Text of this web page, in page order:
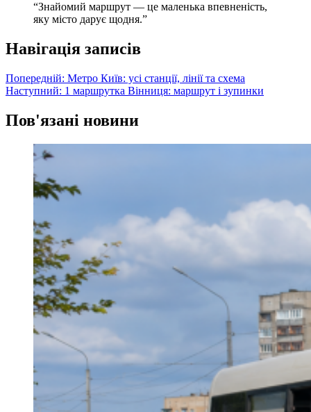
“Знайомий маршрут — це маленька впевненість,
яку місто дарує щодня.”
Навігація записів
Попередній: Метро Київ: усі станції, лінії та схема
Наступний: 1 маршрутка Вінниця: маршрут і зупинки
Пов'язані новини